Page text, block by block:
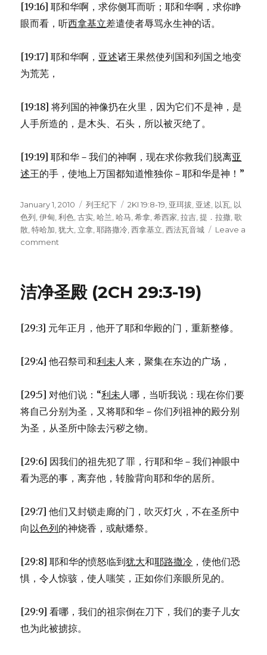
[19:16] 耶和华啊，求你侧耳而听；耶和华啊，求你睁
眼而看，听西拿基立差遣使者辱骂永生神的话。
[19:17] 耶和华啊， 亚述诸王果然使列国和列国之地变
为荒芜，
[19:18] 将列国的神像扔在火里，因为它们不是神，是
人手所造的，是木头、石头，所以被灭绝了。
[19:19] 耶和华－我们的神啊，现在求你救我们脱离亚
述王的手，使地上万国都知道惟独你－耶和华是神！”
Posted
on
January 1, 2010 Categories
列王纪下 Tags
2KI 19:8-19 亚珥拔 亚述 以瓦 以
色列 ,伊甸 ,利色 ,古实 ,哈兰 ,哈马 ,希拿 ,希西家 ,拉吉 ,提．拉撒 ,歌
散 ,特哈加 ,犹大 立拿 ,耶路撒冷 ,西拿基立 ,西法瓦音城
Leave a
comment
再
胁
19)
洁净圣殿 (2CH 29:3-19)
[29:3] 元年正月，他开了耶和华殿的门，重新整修。
[29:4] 他召祭司和利未人来，聚集在东边的广场，
[29:5] 对他们说：“利未人哪，当听我说：现在你们要
将自己分别为圣，又将耶和华－你们列祖神的殿分别
为圣，从圣所中除去污秽之物。
[29:6] 因我们的祖先犯了罪，行耶和华－我们神眼中
看为恶的事，离弃他，转脸背向耶和华的居所。
[29:7] 他们又封锁走廊的门，吹灭灯火，不在圣所中
向以色列的神烧香，或献燔祭。
[29:8] 耶和华的愤怒临到犹大和耶路撒冷 ，使他们恐
惧，令人惊骇，使人嗤笑，正如你们亲眼所见的。
[29:9] 看哪，我们的祖宗倒在刀下，我们的妻子儿女
也为此被掳掠。